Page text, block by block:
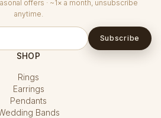
offers · ~1× a month, unsubscribe
anytime.
Subscribe
SHOP
Rings
Earrings
Pendants
Bands